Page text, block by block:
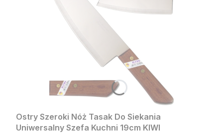
Ostry Szeroki Nóż Tasak Do Siekania
Uniwersalny Szefa Kuchni 19cm KIWI